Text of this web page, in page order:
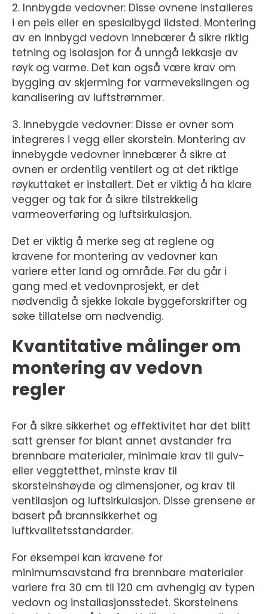
2. Innbygde vedovner: Disse ovnene installeres
i en peis eller en spesialbygd ildsted. Montering
av en innbygd vedovn innebærer å sikre riktig
tetning og isolasjon for å unngå lekkasje av
røyk og varme. Det kan også være krav om
bygging av skjerming for varmevekslingen og
kanalisering av luftstrømmer.
3. Innebygde vedovner: Disse er ovner som
integreres i vegg eller skorstein. Montering av
innebygde vedovner innebærer å sikre at
ovnen er ordentlig ventilert og at det riktige
røykuttaket er installert. Det er viktig å ha klare
vegger og tak for å sikre tilstrekkelig
varmeoverføring og luftsirkulasjon.
Det er viktig å merke seg at reglene og
kravene for montering av vedovner kan
variere etter land og område. Før du går i
gang med et vedovnprosjekt, er det
nødvendig å sjekke lokale byggeforskrifter og
søke tillatelse om nødvendig.
Kvantitative målinger om
montering av vedovn
regler
For å sikre sikkerhet og effektivitet har det blitt
satt grenser for blant annet avstander fra
brennbare materialer, minimale krav til gulv-
eller veggtetthet, minste krav til
skorsteinshøyde og dimensjoner, og krav til
ventilasjon og luftsirkulasjon. Disse grensene er
basert på brannsikkerhet og
luftkvalitetsstandarder.
For eksempel kan kravene for
minimumsavstand fra brennbare materialer
variere fra 30 cm til 120 cm avhengig av typen
vedovn og installasjonsstedet. Skorsteinens